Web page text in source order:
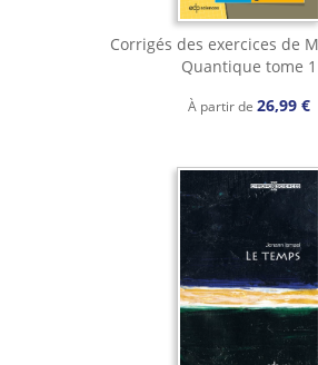
Corrigés des exercices de
Quantique tome 1
À partir de 26,99 €